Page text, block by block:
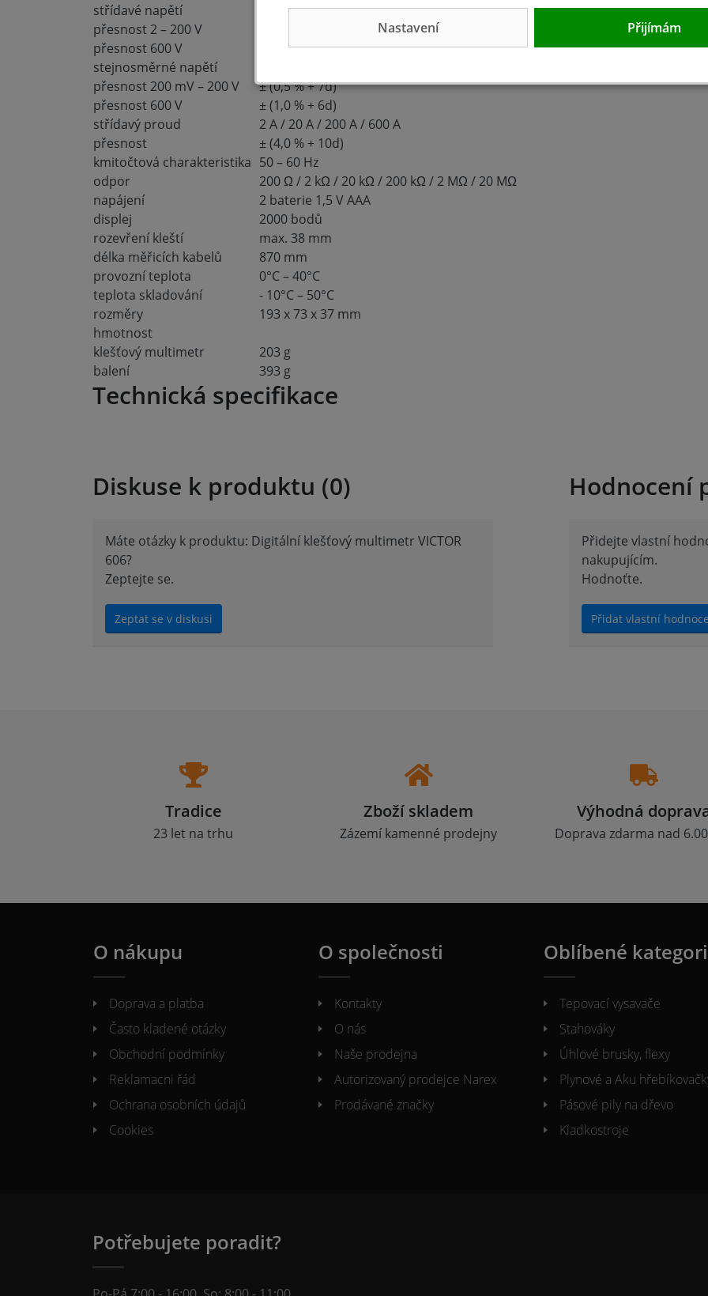
střídavé napětí
přesnost 2 – 200 V
přesnost 600 V
stejnosměrné napětí
přesnost 200 mV – 200 V
přesnost 600 V
střídavý proud
přesnost
kmitočtová charakteristika
odpor
napájení
displej
rozevření kleští
délka měřicích kabelů
provozní teplota
teplota skladování
rozměry
hmotnost
klešťový multimetr
balení
2 V / 20 V / 200 V / 600 V
± (1,0 % + 12d)
± (0,5 % + 7d)
± (1,0 % + 6d)
2 A / 20 A / 200 A / 600 A
± (4,0 % + 10d)
50 – 60 Hz
200 Ω / 2 kΩ / 20 kΩ / 200 kΩ / 2 MΩ / 20 MΩ
2 baterie 1,5 V AAA
2000 bodů
max. 38 mm
870 mm
0°C – 40°C
- 10°C – 50°C
193 x 73 x 37 mm
203 g
393 g
Technická specifikace
Diskuse k produktu (0)
Máte otázky k produktu: Digitální klešťový multimetr VICTOR
606?
Zeptejte se.
Zeptat se v diskusi
Hodnocení
Přidejte vlastní
nakupujícím.
Hodnoťte.
Přidat vlastní
Tradice
23 let na trhu
Zboží skladem
Zázemí kamenné prodejny
Výhodná
Doprava zdarma nad
O nákupu
Doprava a platba
Často kladené otázky
Obchodní podmínky
Reklamacni řád
Ochrana osobních údajů
Cookies
O společnosti
Kontakty
O nás
Naše prodejna
Autorizovaný prodejce Narex
Prodávané značky
Oblíbené
Tepovací vysavače
Stahováky
Úhlové brusky, flexy
Plynové a Aku
Pásové pily na dřevo
Kladkostroje
Potřebujete poradit?
Nastavení Přijímám